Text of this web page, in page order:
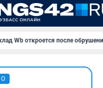
Wb откроется после